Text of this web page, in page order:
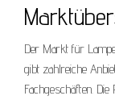
Der Markt für
gibt zahlreiche
Fachgeschäften.